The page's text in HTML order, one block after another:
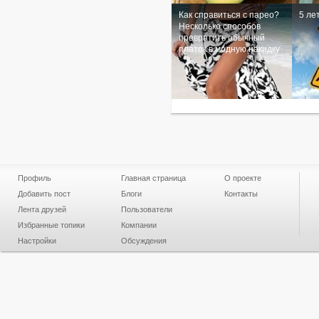
Как справиться с парео?
Несколько способов
превратить обычный
платок в модную накидку
5
Профиль
Добавить пост
Лента друзей
Избранные топики
Настройки
Главная страница
Блоги
Пользователи
Компании
Обсуждения
О проекте
Контакты